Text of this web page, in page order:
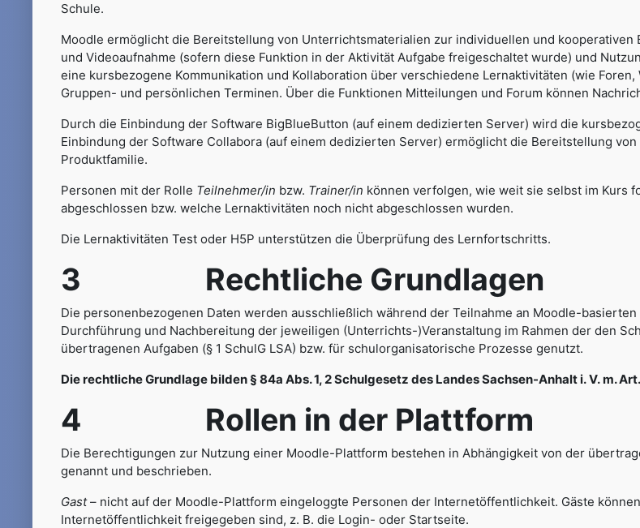
Schule.
Moodle ermöglicht die Bereitstellung von Unterrichtsmaterialien zur individuellen und
und Videoaufnahme (sofern diese Funktion in der Aktivität Aufgabe freigeschaltet wurde) und
eine kursbezogene Kommunikation und Kollaboration über verschiedene Lernaktivitäten (wie
Gruppen- und persönlichen Terminen. Über die Funktionen Mitteilungen und Forum können
Durch die Einbindung der Software BigBlueButton (auf einem dedizierten Server) wird die
Einbindung der Software Collabora (auf einem dedizierten Server) ermöglicht die Bereitstellung
Produktfamilie.
Personen mit der Rolle Teilnehmer/in bzw. Trainer/in können verfolgen, wie weit sie selbst im Kurs
abgeschlossen bzw. welche Lernaktivitäten noch nicht abgeschlossen wurden.
Die Lernaktivitäten Test oder H5P unterstützen die Überprüfung des Lernfortschritts.
3 Rechtliche Grundlagen
Die personenbezogenen Daten werden ausschließlich während der Teilnahme an Moodle-
Durchführung und Nachbereitung der jeweiligen (Unterrichts-)Veranstaltung im Rahmen der den
übertragenen Aufgaben (§ 1 SchulG LSA) bzw. für schulorganisatorische Prozesse genutzt.
Die rechtliche Grundlage bilden § 84a Abs. 1, 2 Schulgesetz des Landes Sachsen-Anhalt i. V. m. Art.
4 Rollen in der Plattform
Die Berechtigungen zur Nutzung einer Moodle-Plattform bestehen in Abhängigkeit von der
genannt und beschrieben.
Gast– nicht auf der Moodle-Plattform eingeloggte Personen der Internetöffentlichkeit. Gäste
Internetöffentlichkeit freigegeben sind, z. B. die Login- oder Startseite.